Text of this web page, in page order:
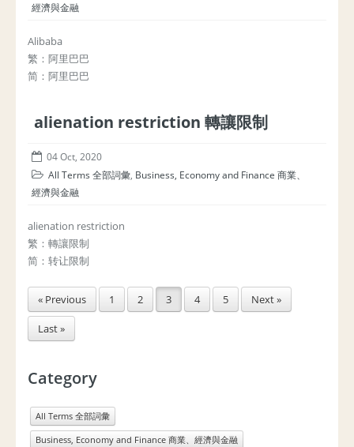
經濟與金融
Alibaba
繁：阿里巴巴
简：阿里巴巴
alienation restriction 轉讓限制
04 Oct, 2020
All Terms 全部詞彙, Business, Economy and Finance 商業、
經濟與金融
alienation restriction
繁：轉讓限制
简：转让限制
« Previous 1 2 3 4 5 Next »
Last »
Category
All Terms 全部詞彙
Business, Economy and Finance 商業、經濟與金融